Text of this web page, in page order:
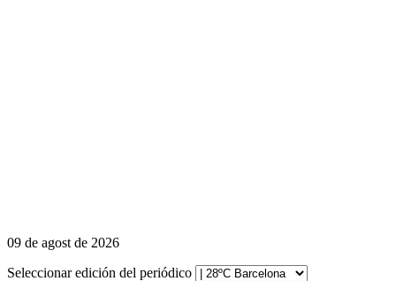
09 de agost de 2026
Seleccionar edición del periódico